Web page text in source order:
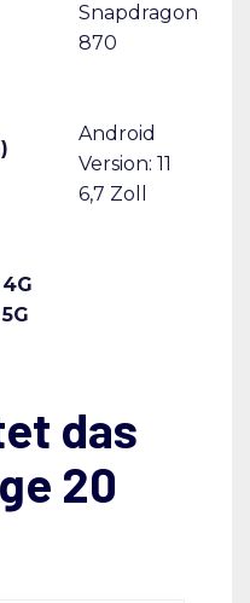
Snapdragon
870
Android
Version: 11
6,7 Zoll
das
20